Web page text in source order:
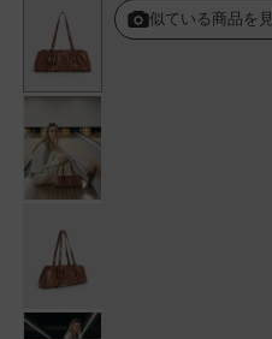
戻る 似ている商品を